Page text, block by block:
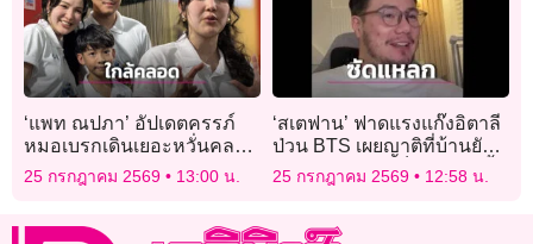
‘แพท ณปภา’ อัปเดตครรภ์
หมอเบรกเดินเยอะหวั่นคลอด
ก่อนกำหนด เผยสามีขอให้ลูก
ใช้นามสกุลแม่
25 กรกฎาคม 2569 13:00 น.
‘สเตฟาน’ ฟาดแรงแก๊งอิตาลี
ป่วน BTS เผยญาติที่บ้านยัง
แค้น เตือนอย่าเห็นคนไทยยิ้ม
แล้วคิดว่าข่มได้!
25 กรกฎาคม 2569 12:58 น.